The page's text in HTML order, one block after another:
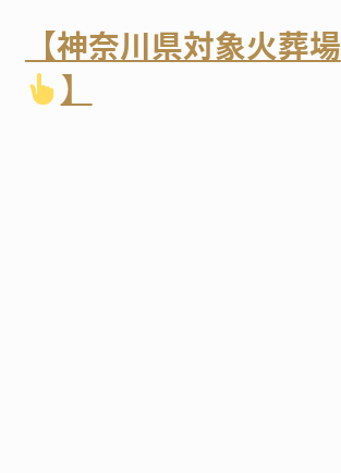
【神奈川県対象火葬場
】